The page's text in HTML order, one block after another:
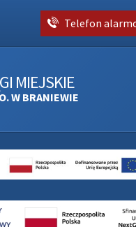
Telefon
MIEJSKIE
W BRANIEWIE